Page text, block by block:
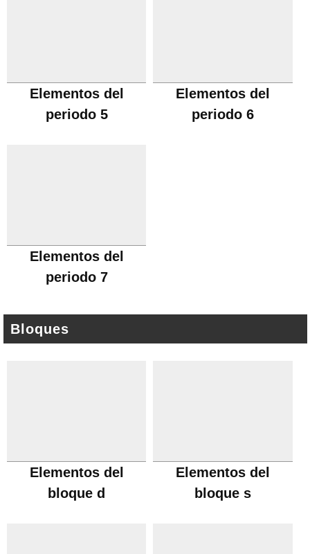
Elementos del
periodo 5
Elementos del
periodo 6
Elementos del
periodo 7
Bloques
Elementos del
bloque d
Elementos del
bloque s